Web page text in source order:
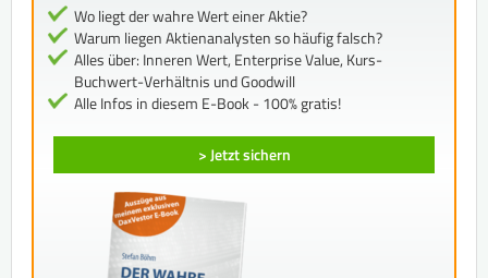
Wo liegt der wahre Wert einer Aktie?
Warum liegen Aktienanalysten so häufig falsch?
Alles über: Inneren Wert, Enterprise Value, Kurs-
Buchwert-Verhältnis und Goodwill
Alle Infos in diesem E-Book - 100% gratis!
> Jetzt sichern